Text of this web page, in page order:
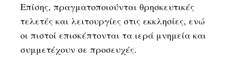
Επίσης, πραγματοποιούνται θρησκευτικές
τελετές και λειτουργίες στις εκκλησίες, ενώ
οι πιστοί επισκέπτονται τα ιερά μνημεία και
συμμετέχουν σε προσευχές.